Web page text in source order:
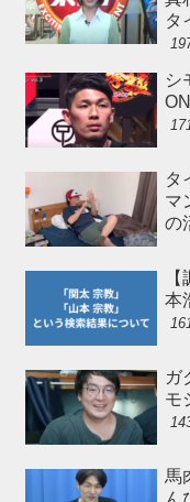
タ
シ
タ
マ
の
本
ガ
モ
馬
ん